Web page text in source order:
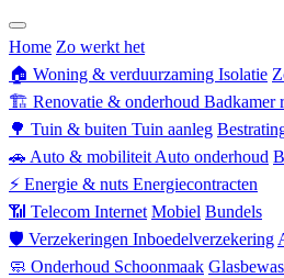
Home Zo werkt het
🏠 Woning & verduurzaming Isolatie
🏗 Renovatie & onderhoud Badkamer
🌳 Tuin & buiten Tuin aanleg
🚗 Auto & mobiliteit Auto onderhoud
⚡ Energie & nuts Energiecontracten
📶 Telecom Internet Mobiel Bundels
🛡 Verzekeringen Inboedelverzekering
🧼 Onderhoud Schoonmaak